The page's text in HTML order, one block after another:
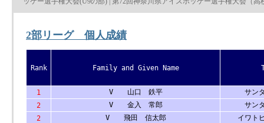
2部リーグ 個人成績
Rank Family and Given Name
1 V 山口 鉄平
サン
2
V 金入 常郎
サン
2
V 飛田 信太郎
イワト